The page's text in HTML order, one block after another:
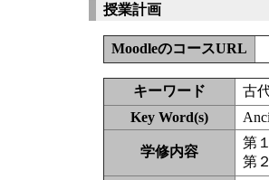
授業計画
MoodleのコースURL
キーワード
古
Key Word(s)
学修内容
第
第